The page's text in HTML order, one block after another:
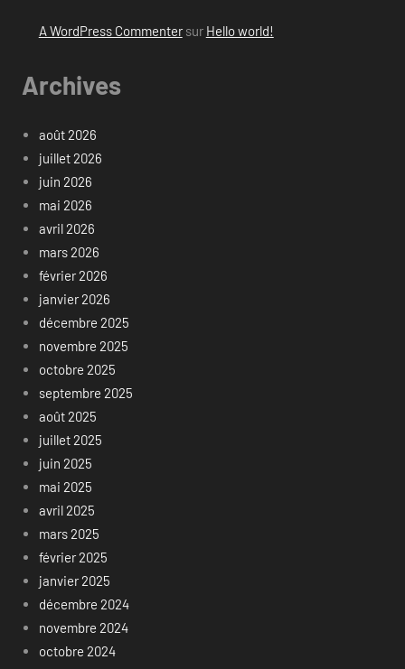
A WordPress Commentersur Hello world!
Archives
août 2026
juillet 2026
juin 2026
mai 2026
avril 2026
mars 2026
février 2026
janvier 2026
décembre 2025
novembre 2025
octobre 2025
septembre 2025
août 2025
juillet 2025
juin 2025
mai 2025
avril 2025
mars 2025
février 2025
janvier 2025
décembre 2024
novembre 2024
octobre 2024